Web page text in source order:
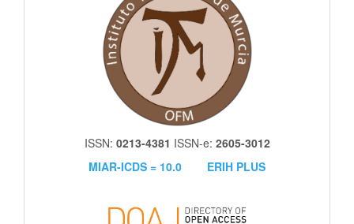
ISSN: 0213-4381 ISSN-e: 2605-3012
MIAR-ICDS = 10.0
ERIH PLUS